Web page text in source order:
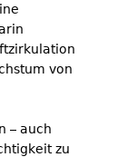
von
– auch
zu